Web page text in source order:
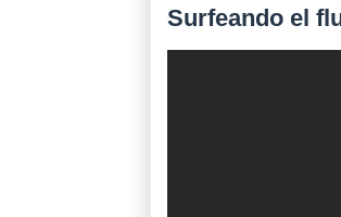
Surfeando el